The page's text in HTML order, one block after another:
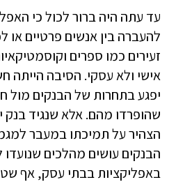
עד עתה היה ברור לכול כי
להעברה בין אנשים פרטיים או
זעירים כמו ספרים
אישי ולא עסקי. הסיבה
יפגע בתחרות של הבנקים מול
שהופרדו מהם. אלא שנגיד בנק
הצהיר על תמיכתו במעבר
הבנקים עושים מהלכים
באפליקציות בבתי עסק, אף